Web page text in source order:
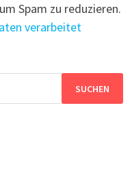
Spam zu reduzieren.
verarbeitet